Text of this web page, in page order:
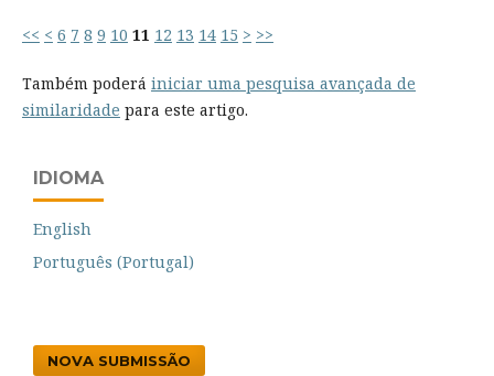
<< < 6 7 8 9 10 11 12 13 14 15 > >>
Também poderá iniciar uma pesquisa avançada de
similaridade para este artigo.
IDIOMA
English
Português (Portugal)
NOVA SUBMISSÃO